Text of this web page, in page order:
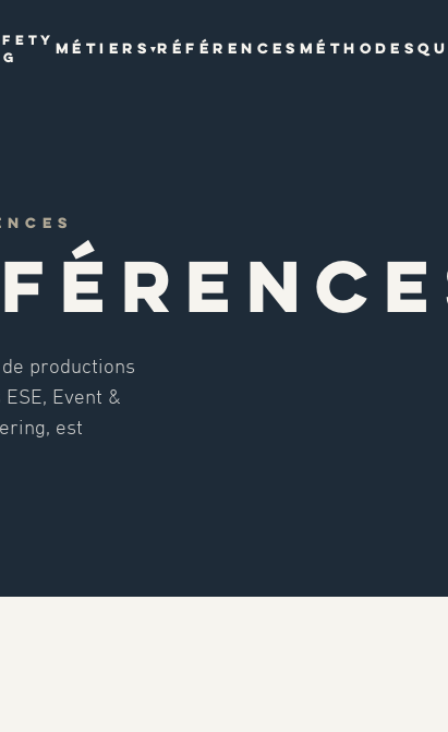
MÉTIERS ▾ RÉFÉRENCES MÉTHODES
productions
Event &
est